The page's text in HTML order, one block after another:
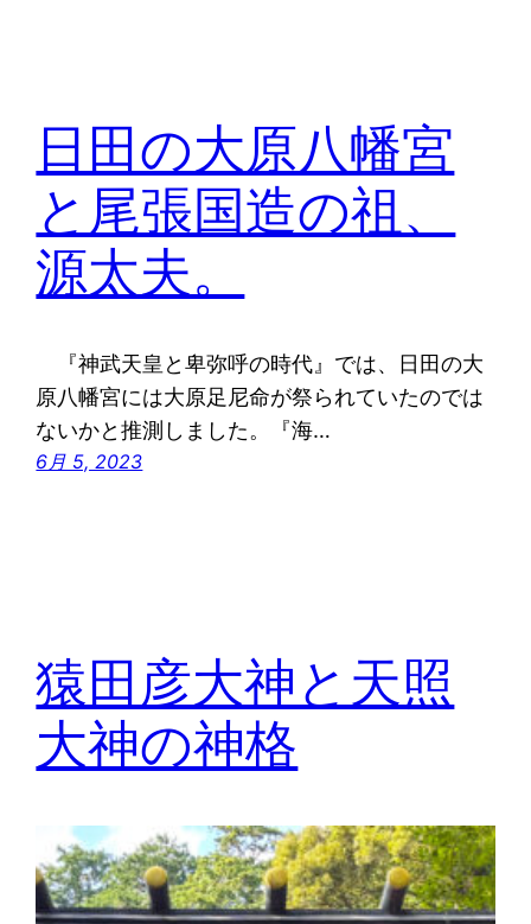
日田の大原八幡宮
と尾張国造の祖、
源太夫。
『神武天皇と卑弥呼の時代』では、日田の大
原八幡宮には大原足尼命が祭られていたのでは
ないかと推測しました。『海…
6月 5, 2023
猿田彦大神と天照
大神の神格